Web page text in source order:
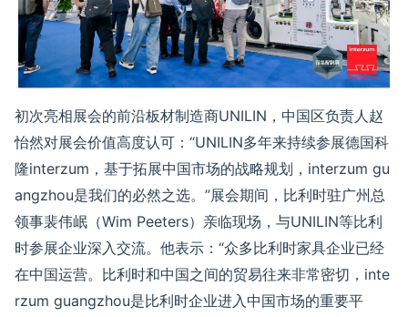
初次亮相展会的前沿板材制造商UNILIN ，中国区负责人赵
怡然对展会价值高度认可： “UNILIN多年来持续参展德国科
隆interzum ，基于拓展中国市场的战略规划， interzum gu
angzhou是我们的必然之选。”展会期间，比利时驻广州总
领事裴伟岷（Wim Peeters）亲临现场，与UNILIN等比利
时参展企业深入交流。他表示：“众多比利时家具企业已经
在中国运营。比利时和中国之间的贸易往来非常密切， inte
rzum guangzhou是比利时企业进入中国市场的重要平